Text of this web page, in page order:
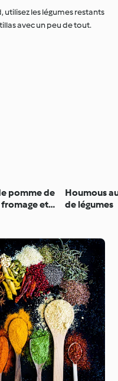
les légumes restants
avec un peu de tout.
pomme de
et
Houmous
de légumes